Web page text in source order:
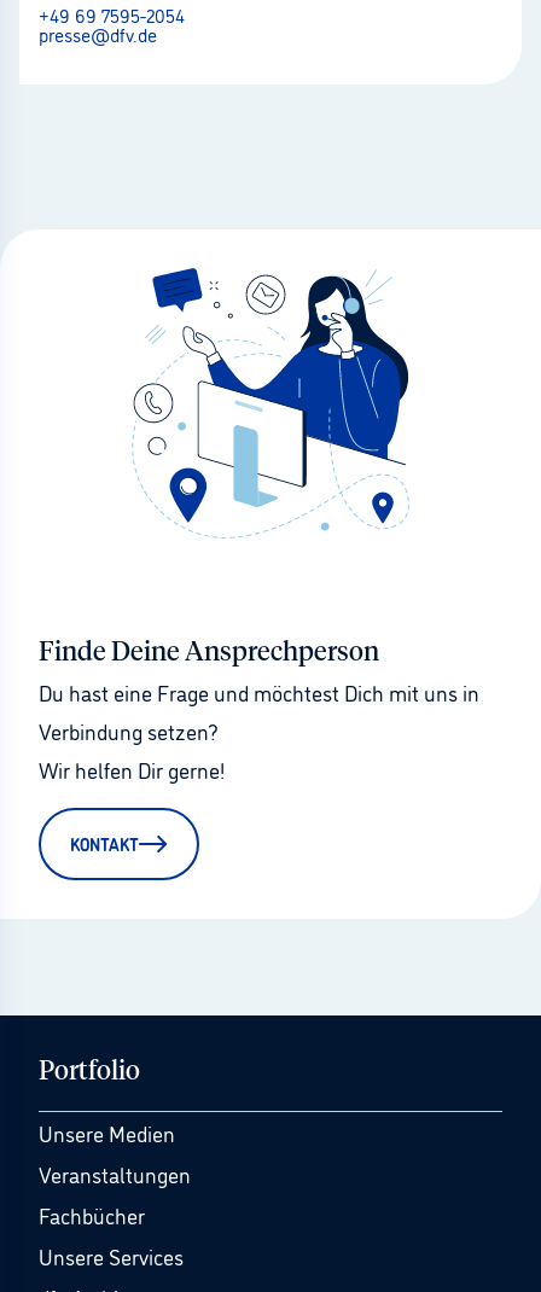
+49 69 7595-2054
presse@dfv.de
Finde Deine Ansprechperson
Du hast eine Frage und möchtest Dich mit uns in
Verbindung setzen?
Wir helfen Dir gerne!
KONTAKT
Portfolio
Unsere Medien
Veranstaltungen
Fachbücher
Unsere Services